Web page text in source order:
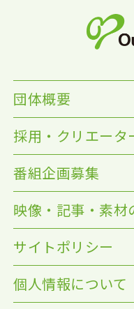
団体概要
採用・クリエータ
番組企画募集
映像・記事・素材
サイトポリシー
個人情報について